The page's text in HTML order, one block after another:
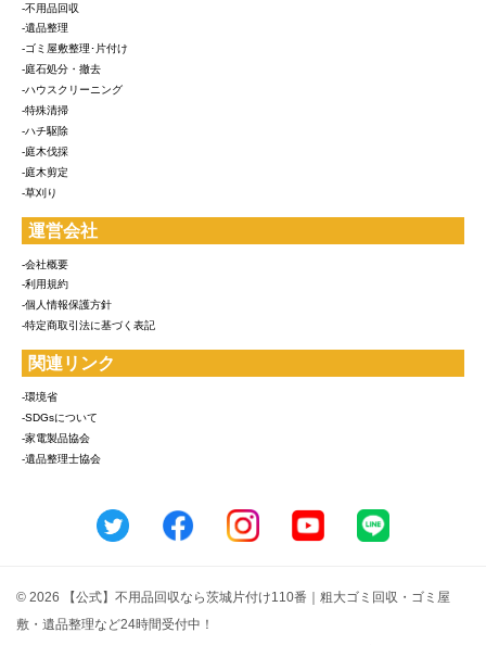
-不用品回収
-遺品整理
-ゴミ屋敷整理･片付け
-庭石処分・撤去
-ハウスクリーニング
-特殊清掃
-ハチ駆除
-庭木伐採
-庭木剪定
-草刈り
運営会社
-会社概要
-利用規約
-個人情報保護方針
-特定商取引法に基づく表記
関連リンク
-環境省
-SDGsについて
-家電製品協会
-遺品整理士協会
© 2026 【公式】不用品回収なら茨城片付け110番｜粗大ゴミ回収・ゴミ屋
敷・遺品整理など24時間受付中！